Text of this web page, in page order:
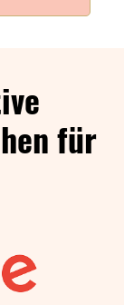
für